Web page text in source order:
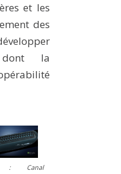
et les
des
dont la
Canal